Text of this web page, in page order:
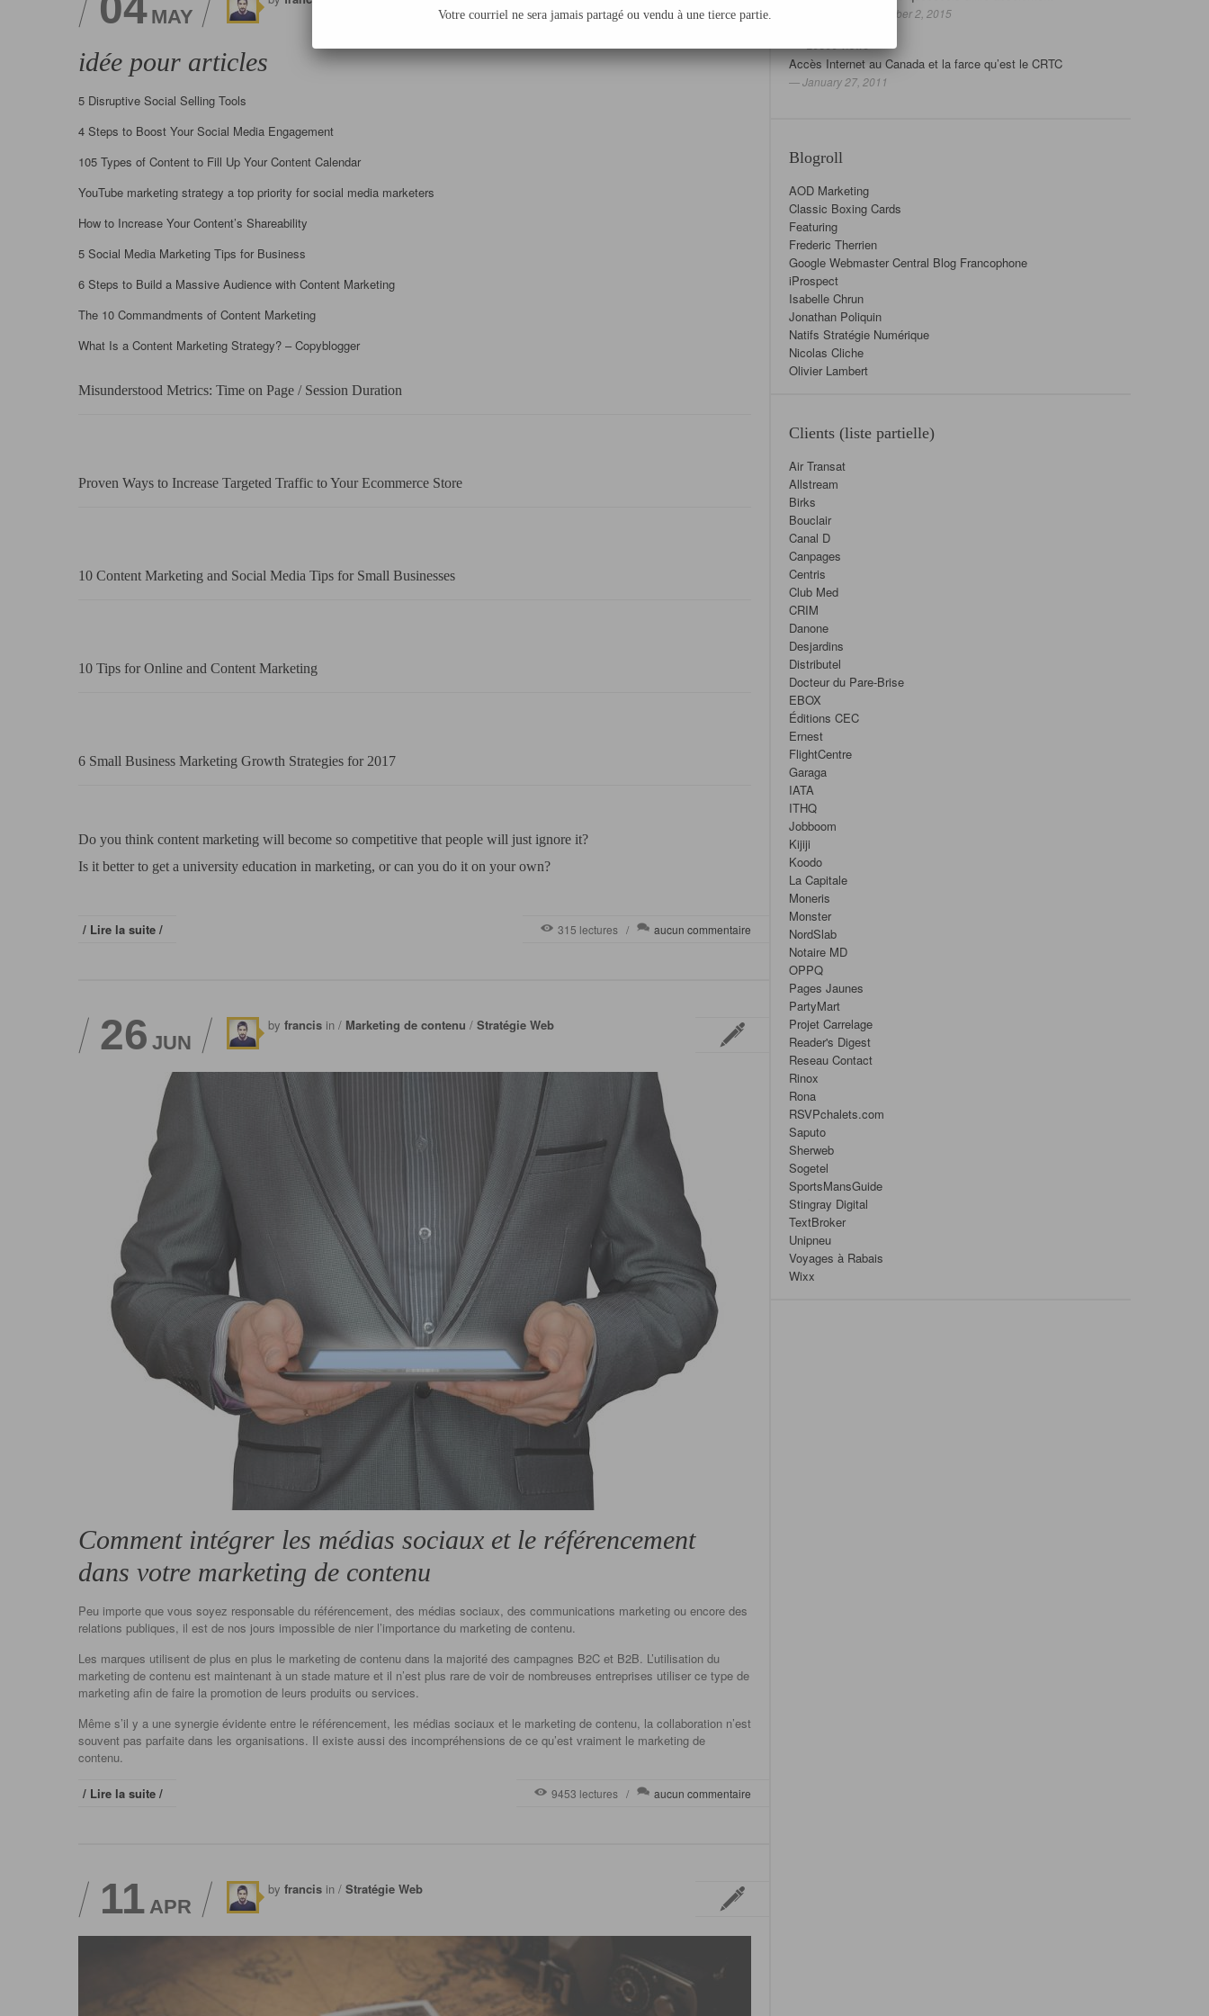
MAY
idée pour articles
5 Disruptive Social Selling Tools
4 Steps to Boost Your Social Media Engagement
105 Types of Content to Fill Up Your Content Calendar
YouTube marketing strategy a top priority for social media marketers
How to Increase Your Content’s Shareability
5 Social Media Marketing Tips for Business
6 Steps to Build a Massive Audience with Content Marketing
The 10 Commandments of Content Marketing
What Is a Content Marketing Strategy? – Copyblogger
Misunderstood Metrics: Time on Page / Session Duration
Proven Ways to Increase Targeted Traffic to Your Ecommerce Store
10 Content Marketing and Social Media Tips for Small Businesses
10 Tips for Online and Content Marketing
6 Small Business Marketing Growth Strategies for 2017
Do you think content marketing will become so competitive that people will just ignore it?
Is it better to get a university education in marketing, or can you do it on your own?
/ Lire la suite / 315 lectures / aucun commentaire
26 JUN
by francis in / Marketing de contenu / Stratégie Web
Comment intégrer les médias sociaux et le référencement
dans votre marketing de contenu
Peu importe que vous soyez responsable du référencement, des médias sociaux, des communications marketing ou encore des
relations publiques, il est de nos jours impossible de nier l’importance du marketing de contenu.
Les marques utilisent de plus en plus le marketing de contenu dans la majorité des campagnes B2C et B2B. L’utilisation du
marketing de contenu est maintenant à un stade mature et il n’est plus rare de voir de nombreuses entreprises utiliser ce type de
marketing afin de faire la promotion de leurs produits ou services.
Même s’il y a une synergie évidente entre le référencement, les médias sociaux et le marketing de contenu, la collaboration n’est
souvent pas parfaite dans les organisations. Il existe aussi des incompréhensions de ce qu’est vraiment le marketing de
contenu.
/ Lire la suite / 9453 lectures / aucun commentaire
11 APR
by francis in / Stratégie Web
— December 2, 2015
Accès Internet au Canada et la farce qu’est le CRTC
— January 27, 2011
Blogroll
AOD Marketing
Classic Boxing Cards
Featuring
Frederic Therrien
Google Webmaster Central Blog Francophone
iProspect
Isabelle Chrun
Jonathan Poliquin
Natifs Stratégie Numérique
Nicolas Cliche
Olivier Lambert
Clients (liste partielle)
Air Transat
Allstream
Birks
Bouclair
Canal D
Canpages
Centris
Club Med
CRIM
Danone
Desjardins
Distributel
Docteur du Pare-Brise
EBOX
Éditions CEC
Ernest
FlightCentre
Garaga
IATA
ITHQ
Jobboom
Kijiji
Koodo
La Capitale
Moneris
Monster
NordSlab
Notaire MD
OPPQ
Pages Jaunes
PartyMart
Projet Carrelage
Reader's Digest
Reseau Contact
Rinox
Rona
RSVPchalets.com
Saputo
Sherweb
Sogetel
SportsMansGuide
Stingray Digital
TextBroker
Unipneu
Voyages à Rabais
Wixx
Votre courriel ne sera jamais partagé ou vendu à une tierce partie.